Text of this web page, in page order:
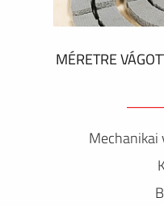
MÉRETRE
Mechanikai